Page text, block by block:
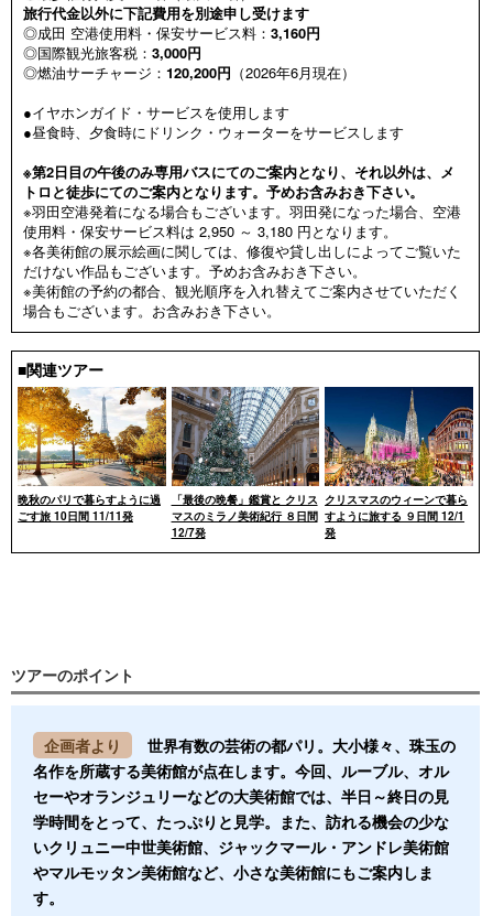
旅行代金以外に下記費用を別途申し受けます
◎成田 空港使用料・保安サービス料： 3,160円
◎国際観光旅客税： 3,000円
◎燃油サーチャージ： 120,200円 （2026年6月現在）
●イヤホンガイド・サービスを使用します
●昼食時、夕食時にドリンク・ウォーターをサービスします
※第2日目の午後のみ専用バスにてのご案内となり、それ以外は、メ
トロと徒歩にてのご案内となります。予めお含みおき下さい。
※羽田空港発着になる場合もございます。羽田発になった場合、空港
使用料・保安サービス料は 2,950 ～ 3,180 円となります。
※各美術館の展示絵画に関しては、修復や貸し出しによってご覧いた
だけない作品もございます。予めお含みおき下さい。
※美術館の予約の都合、観光順序を入れ替えてご案内させていただく
場合もございます。お含みおき下さい。
■関連ツアー
晩秋のパリで暮らすように過
ごす旅 10日間 11/11発
「最後の晩餐」鑑賞と クリス
マスのミラノ美術紀行 ８日間
12/7発
クリスマスのウィーンで暮ら
すように旅する ９日間 12/1
発
ツアーのポイント
企画者より
世界有数の芸術の都パリ。大小様々、珠玉の
名作を所蔵する美術館が点在します。今回、ルーブル、オル
セーやオランジュリーなどの大美術館では、半日～終日の見
学時間をとって、たっぷりと見学。また、訪れる機会の少な
いクリュニー中世美術館、ジャックマール・アンドレ美術館
やマルモッタン美術館など、小さな美術館にもご案内しま
す。